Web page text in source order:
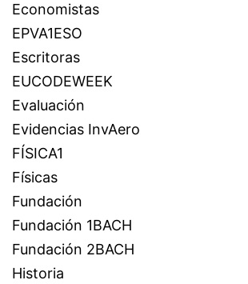
Economistas
EPVA1ESO
Escritoras
EUCODEWEEK
Evaluación
Evidencias InvAero
FÍSICA1
Físicas
Fundación
Fundación 1BACH
Fundación 2BACH
Historia